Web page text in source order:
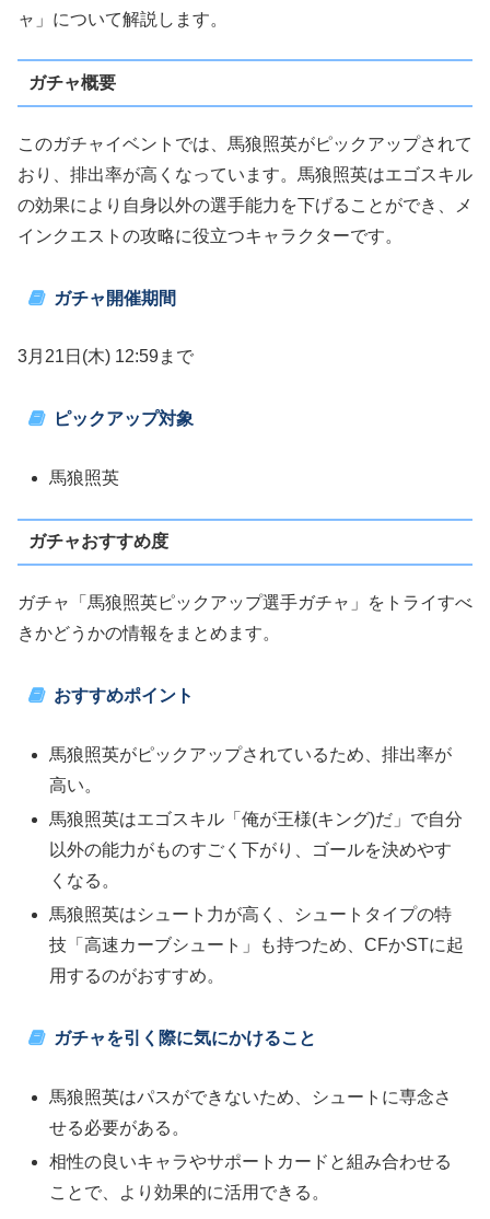
ャ」について解説します。
ガチャ概要
このガチャイベントでは、馬狼照英がピックアップされて
おり、排出率が高くなっています。馬狼照英はエゴスキル
の効果により自身以外の選手能力を下げることができ、メ
インクエストの攻略に役立つキャラクターです。
ガチャ開催期間
3月21日(木) 12:59まで
ピックアップ対象
馬狼照英
ガチャおすすめ度
ガチャ「馬狼照英ピックアップ選手ガチャ」をトライすべ
きかどうかの情報をまとめます。
おすすめポイント
馬狼照英がピックアップされているため、排出率が
高い。
馬狼照英はエゴスキル「俺が王様(キング)だ」で自分
以外の能力がものすごく下がり、ゴールを決めやす
くなる。
馬狼照英はシュート力が高く、シュートタイプの特
技「高速カーブシュート」も持つため、CFかSTに起
用するのがおすすめ。
ガチャを引く際に気にかけること
馬狼照英はパスができないため、シュートに専念さ
せる必要がある。
相性の良いキャラやサポートカードと組み合わせる
ことで、より効果的に活用できる。